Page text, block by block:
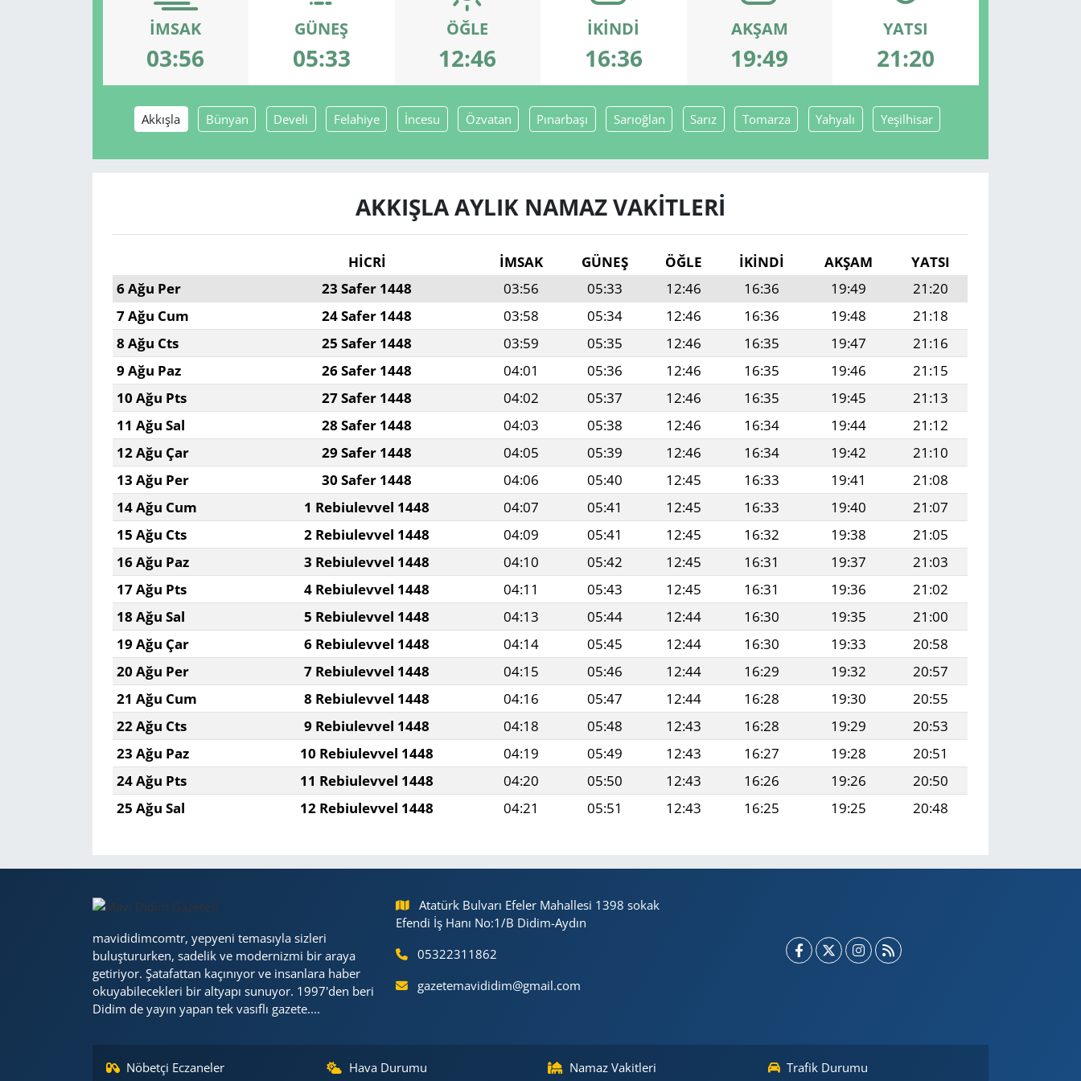
İMSAK
03:56
GÜNEŞ
05:33
ÖĞLE
12:46
İKINDI
16:36
AKŞAM
19:49
YATSI
21:20
Akkışla Bünyan Develi Felahiye İncesu Özvatan Pınarbaşı Sarıoğlan Sarız Tomarza Yahyalı Yeşilhisar
AKKIŞLA AYLIK NAMAZ VAKITLERI
HİCRİ İMSAK GÜNEŞ ÖĞLE İKINDI AKŞAM
YATSI
6 Ağu Per
23 Safer 1448 03:56 05:33 12:46 16:36 19:49
21:20
7 Ağu Cum
24 Safer 1448 03:58 05:34 12:46 16:36 19:48
21:18
8 Ağu Cts
25 Safer 1448 03:59 05:35 12:46 16:35 19:47
21:16
9 Ağu Paz
26 Safer 1448 04:01 05:36 12:46 16:35 19:46
21:15
10 Ağu Pts
27 Safer 1448 04:02 05:37 12:46 16:35 19:45
21:13
11 Ağu Sal
28 Safer 1448 04:03 05:38 12:46 16:34 19:44
21:12
12 Ağu Çar
29 Safer 1448 04:05 05:39 12:46 16:34 19:42
21:10
13 Ağu Per
30 Safer 1448 04:06 05:40 12:45 16:33 19:41
21:08
14 Ağu Cum
1 Rebiulevvel 1448 04:07 05:41 12:45 16:33 19:40
21:07
15 Ağu Cts
2 Rebiulevvel 1448 04:09 05:41 12:45 16:32 19:38
21:05
16 Ağu Paz
3 Rebiulevvel 1448 04:10 05:42 12:45 16:31 19:37
21:03
17 Ağu Pts
4 Rebiulevvel 1448 04:11 05:43 12:45 16:31 19:36
21:02
18 Ağu Sal
5 Rebiulevvel 1448 04:13 05:44 12:44 16:30 19:35
21:00
19 Ağu Çar
6 Rebiulevvel 1448 04:14 05:45 12:44 16:30 19:33
20:58
20 Ağu Per
7 Rebiulevvel 1448 04:15 05:46 12:44 16:29 19:32
20:57
21 Ağu Cum
8 Rebiulevvel 1448 04:16 05:47 12:44 16:28 19:30
20:55
22 Ağu Cts
9 Rebiulevvel 1448 04:18 05:48 12:43 16:28 19:29
20:53
23 Ağu Paz
10 Rebiulevvel 1448 04:19 05:49 12:43 16:27 19:28
20:51
24 Ağu Pts
11 Rebiulevvel 1448 04:20 05:50 12:43 16:26 19:26
20:50
25 Ağu Sal
12 Rebiulevvel 1448 04:21 05:51 12:43 16:25 19:25 20:48
mavididimcomtr, yepyeni temasıyla sizleri
buluştururken, sadelik ve modernizmi bir araya
getiriyor. Şatafattan kaçınıyor ve insanlara haber
okuyabilecekleri bir altyapı sunuyor. 1997'den beri
Didim de yayın yapan tek vasıflı gazete....
Atatürk Bulvarı Efeler Mahallesi 1398 sokak
Efendi İş Hanı No:1/B Didim-Aydın
05322311862
gazetemavididim@gmail.com
Nöbetçi Eczaneler Hava Durumu Namaz Vakitleri Trafik Durumu
HABERDE İNSAN
KÜLTÜR SANAT
RESMİ İLANLAR